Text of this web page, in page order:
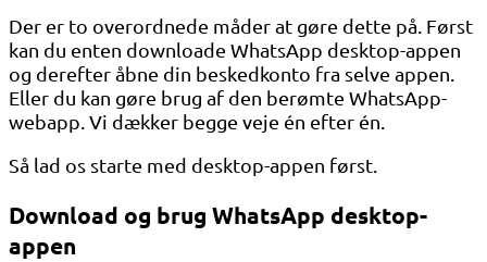
Der er to overordnede måder at gøre dette på. Først
kan du enten downloade WhatsApp desktop-appen
og derefter åbne din beskedkonto fra selve appen.
Eller du kan gøre brug af den berømte WhatsApp-
webapp. Vi dækker begge veje én efter én.
Så lad os starte med desktop-appen først.
Download og brug WhatsApp desktop-
appen